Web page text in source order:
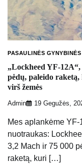
PASAULINĖS
„Lockheed YF-
pėdų, paleido
virš žemės
Admin 19 Gegužės,
Mes aplankėme
nuotraukas:
3,2 Mach ir 75 000
raketą, kuri […]